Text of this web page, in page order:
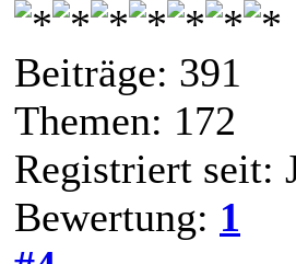
Beiträge: 391
Themen: 172
Registriert seit:
Bewertung: 1